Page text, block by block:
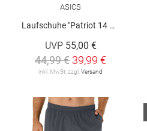
ASICS
Laufschuhe "Patriot 14 PS"
UVP 55,00 €
44,99 € 39,99 €
inkl. MwSt. zzgl. Versand